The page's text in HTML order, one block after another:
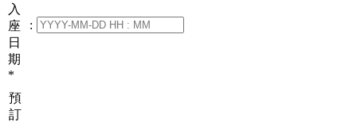
入
座
日
期
*
:
預
訂